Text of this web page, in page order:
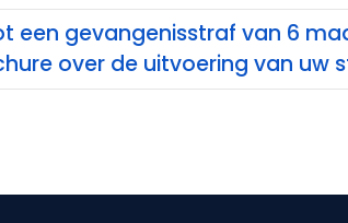
een gevangenisstraf van 6
over de uitvoering van uw